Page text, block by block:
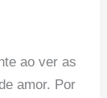
ao ver as
amor. Por